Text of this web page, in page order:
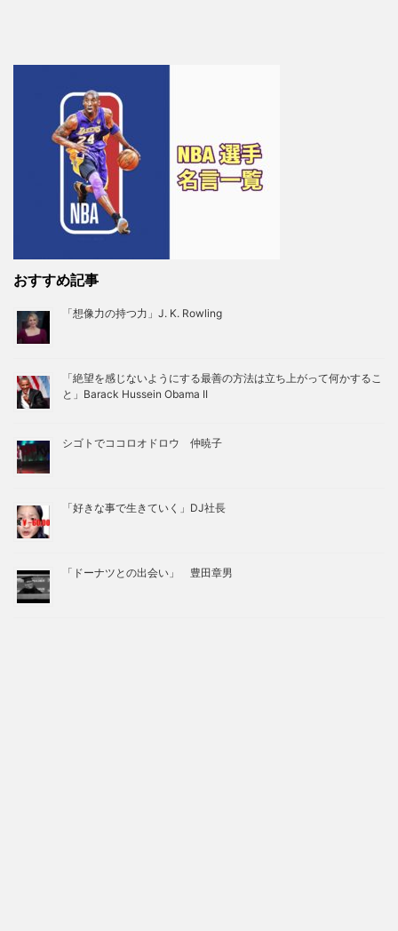
おすすめ記事
「想像力の持つ力」J. K. Rowling
「絶望を感じないようにする最善の方法は立ち上がって何かするこ
と」Barack Hussein Obama II
シゴトでココロオドロウ 仲暁子
「好きな事で生きていく」DJ社長
「ドーナツとの出会い」 豊田章男